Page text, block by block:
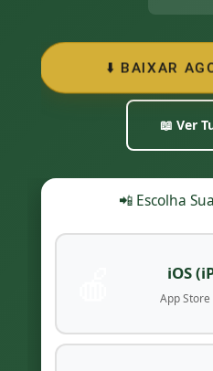
⬇️ BAIXAR
📖 Ver
📲 Escolha
iOS
App Store